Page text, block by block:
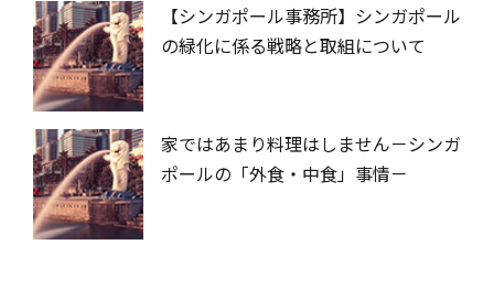
【シンガポール事務所】シンガポール
の緑化に係る戦略と取組について
家ではあまり料理はしません－シンガ
ポールの「外食・中食」事情－